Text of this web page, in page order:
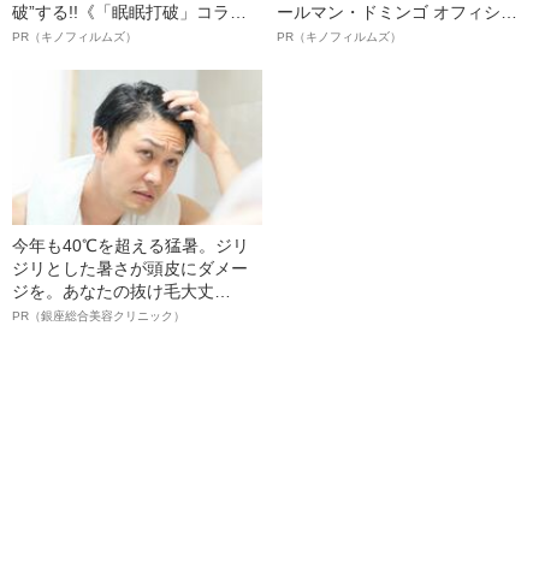
破”する!!《「眠眠打破」コラ
ボ》
PR（キノフィルムズ）
ールマン・ドミンゴ オフィシャ
ルインタビュー“観客を魅了した
PR（キノフィルムズ）
今年も40℃を超える猛暑。ジリ
ジリとした暑さが頭皮にダメー
ジを。あなたの抜け毛大丈
夫！？
PR（銀座総合美容クリニック）